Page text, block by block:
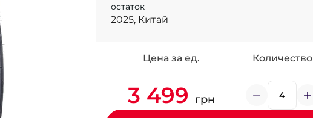
остаток
2025, Китай
Цена за ед. Количество
3 499 грн